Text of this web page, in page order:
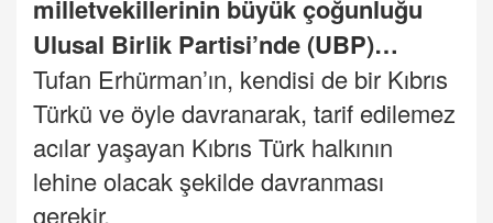
milletvekillerinin büyük çoğunluğu
Ulusal Birlik Partisi’nde (UBP)…
Tufan Erhürman’ın, kendisi de bir Kıbrıs
Türkü ve öyle davranarak, tarif edilemez
acılar yaşayan Kıbrıs Türk halkının
lehine olacak şekilde davranması
gerekir.